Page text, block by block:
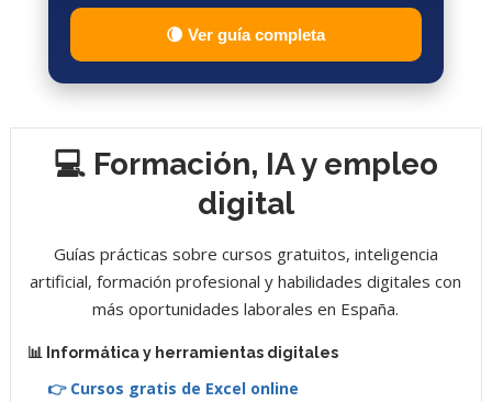
🌘 Ver guía completa
💻 Formación, IA y empleo
digital
Guías prácticas sobre cursos gratuitos, inteligencia
artificial, formación profesional y habilidades digitales con
más oportunidades laborales en España.
📊 Informática y herramientas digitales
👉 Cursos gratis de Excel online